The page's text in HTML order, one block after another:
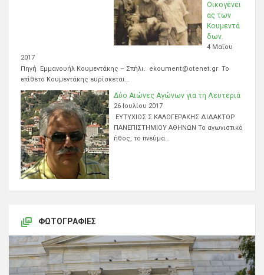
Οικογένει
ας των
Κουμεντά
δων.
4 Μαΐου
2017
Πηγή Εμμανουήλ Κουμεντάκης – Σπήλι. ekoument@otenet.gr Το
επίθετο Κουμεντάκης ευρίσκεται…
Δύο Αιώνες Αγώνων για τη Λευτεριά
26 Ιουλίου 2017
ΕΥΤΥΧΙΟΣ Σ.ΚΑΛΟΓΕΡΑΚΗΣ ΔΙΔΑΚΤΩΡ
ΠΑΝΕΠΙΣΤΗΜΙΟΥ ΑΘΗΝΩΝ Το αγωνιστικό
ήθος, το πνεύμα…
ΦΩΤΟΓΡΑΦΊΕΣ